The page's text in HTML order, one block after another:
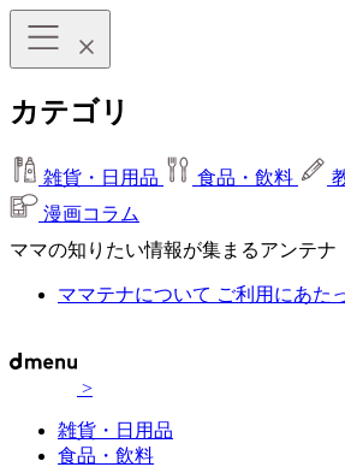
カテゴリ
雑貨・日用品 食品・飲料
漫画コラム
ママの知りたい情報が集まるアンテナ
ママテナについて ご利用にあた
>
雑貨・日用品
食品・飲料